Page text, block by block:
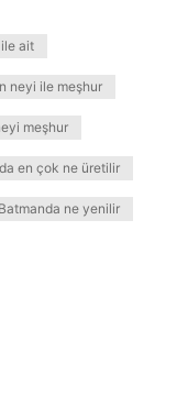
ait
neyi ile meşhur
meşhur
en çok ne üretilir
Batmanda ne yenilir